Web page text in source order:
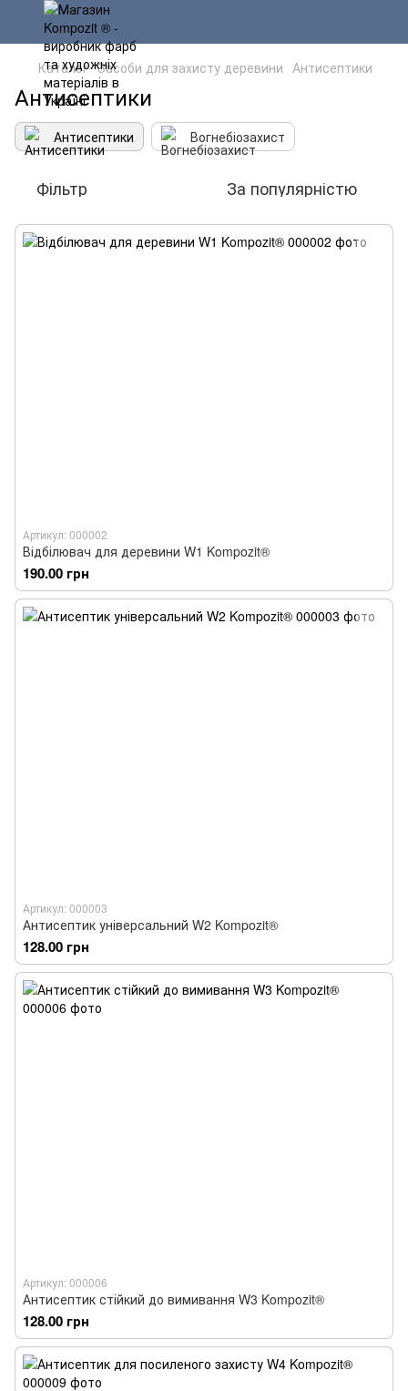
Каталог Засоби для захисту деревини Антисептики
Антисептики
Антисептики Вогнебіозахист
Фільтр За популярністю
Артикул: 000002
Відбілювач для деревини W1 Kompozit®
190.00 грн
Артикул: 000003
Антисептик універсальний W2 Kompozit®
128.00 грн
Артикул: 000006
Антисептик стійкий до вимивання W3 Kompozit®
128.00 грн